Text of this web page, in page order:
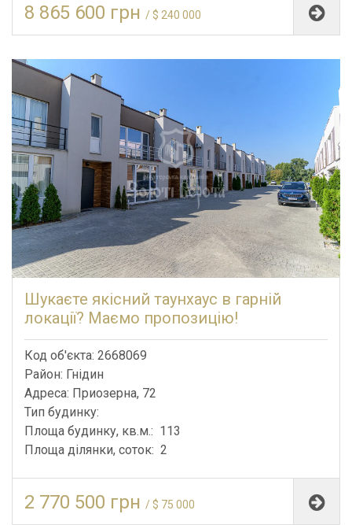
8 865 600 грн / $ 240 000
Шукаєте якісний таунхаус в гарній
локації? Маємо пропозицію!
Код об'єкта: 2668069
Район: Гнідин
Адреса: Приозерна, 72
Тип будинку:
Площа будинку, кв.м.: 113
Площа ділянки, соток: 2
2 770 500 грн / $ 75 000